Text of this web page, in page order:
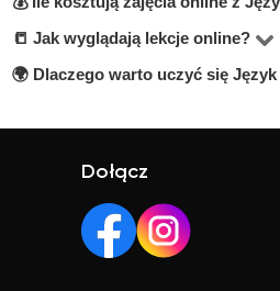
korepetytorów. Podczas
godzinową, opinie uczniów,
nauczycieli oferujących
Ceny za lekcje online w tej
a średnia wynosi około 80 zł
📒 Jak wyglądają lekcje online?
Zajęcia odbywają się głównie
🌍 Dlaczego warto uczyć się
rozwiązanie, jeśli w Twojej
nauczyciela.
Dołącz